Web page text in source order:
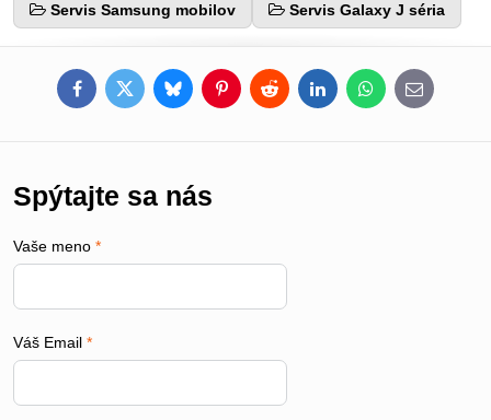
Servis Samsung mobilov Servis Galaxy J séria
FacebookTwitterBlueskyPinterestRedditLinkedInWhatsApp
E-
mail
Spýtajte sa nás
Vaše meno *
Váš Email *